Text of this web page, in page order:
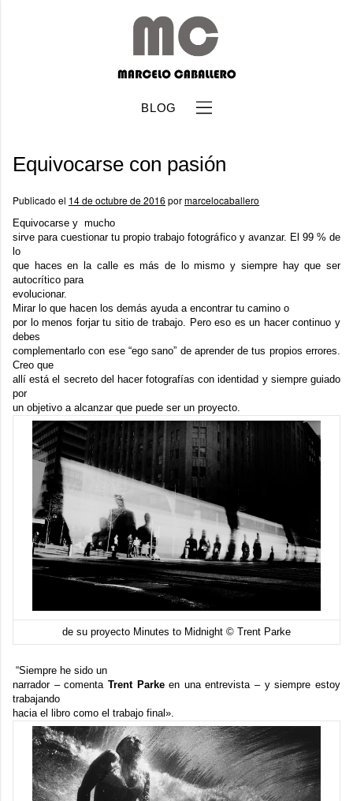
BLOG
Equivocarse con pasión
Publicado el 14 de octubre de 2016 pormarcelocaballero
Equivocarse y mucho
sirve para cuestionar tu propio trabajo fotográfico y avanzar. El 99 % de
lo
que haces en la calle es más de lo mismo y siempre hay que ser
autocrítico para
evolucionar.
Mirar lo que hacen los demás ayuda a encontrar tu camino o
por lo menos forjar tu sitio de trabajo. Pero eso es un hacer continuo y
debes
complementarlo con ese “ego sano” de aprender de tus propios errores.
Creo que
allí está el secreto del hacer fotografías con identidad y siempre guiado
por
un objetivo a alcanzar que puede ser un proyecto.
de su proyecto Minutes to Midnight © Trent Parke
“Siempre he sido un
narrador – comenta Trent Parkeen una entrevista– y siempre estoy
trabajando
hacia el libro como el trabajo final».